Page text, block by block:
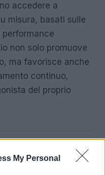
My Personal
accedere a
misura, basati sulle
performance
non solo promuove
ma favorisce anche
continuo,
del proprio